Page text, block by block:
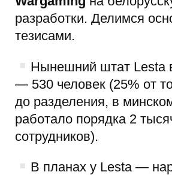
разработки. Делимся
тезисами.
Нынешний штат Lesta
— 530 человек (25% от
до разделения, в
работало порядка 2
сотрудников).
В планах у Lesta —